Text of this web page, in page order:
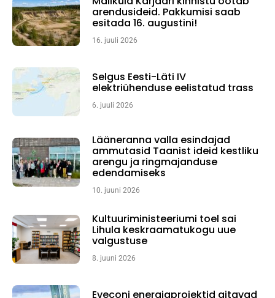
arendusideid. Pakkumisi saab
esitada 16. augustini!
16. juuli 2026
Selgus Eesti-Läti IV
elektriühenduse eelistatud trass
6. juuli 2026
Lääneranna valla esindajad
ammutasid Taanist ideid kestliku
arengu ja ringmajanduse
edendamiseks
10. juuni 2026
Kultuuriministeeriumi toel sai
Lihula keskraamatukogu uue
valgustuse
8. juuni 2026
Eveconi energiaprojektid aitavad